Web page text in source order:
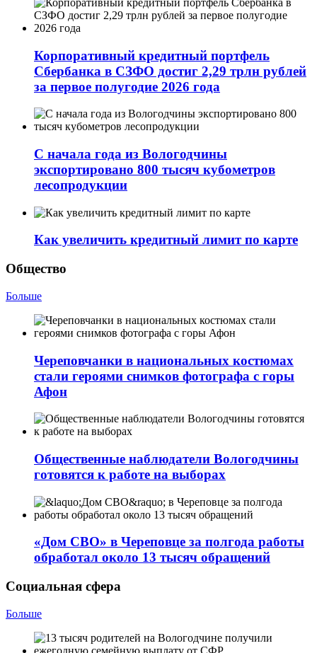
Корпоративный кредитный портфель
Сбербанка в СЗФО достиг 2,29 трлн рублей
за первое полугодие 2026 года
С начала года из Вологодчины
экспортировано 800 тысяч кубометров
лесопродукции
Как увеличить кредитный лимит по карте
Общество
Больше
Череповчанки в национальных костюмах
стали героями снимков фотографа с горы
Афон
Общественные наблюдатели Вологодчины
готовятся к работе на выборах
«Дом СВО» в Череповце за полгода работы
обработал около 13 тысяч обращений
Социальная сфера
Больше